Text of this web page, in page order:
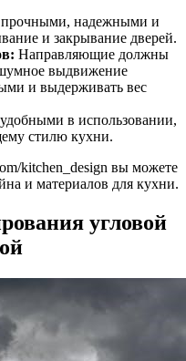
надежными и
и закрывание дверей.
Направляющие должны
выдвижение
и выдерживать вес
в использовании,
стилю кухни.
kitchen_design вы можете
и материалов для кухни.
угловой